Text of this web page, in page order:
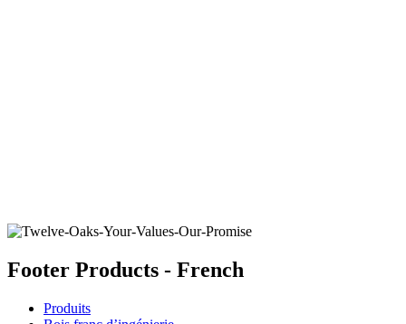
Footer Products - French
Produits